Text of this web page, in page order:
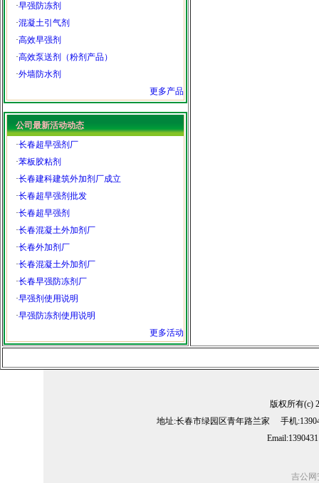
·早强防冻剂
·混凝土引气剂
·高效早强剂
·高效泵送剂（粉剂产品）
·外墙防水剂
更多产品
公司最新活动动态
·长春超早强剂厂
·苯板胶粘剂
·长春建科建筑外加剂厂成立
·长春超早强剂批发
·长春超早强剂
·长春混凝土外加剂厂
·长春外加剂厂
·长春混凝土外加剂厂
·长春早强防冻剂厂
·早强剂使用说明
·早强防冻剂使用说明
更多活动
版权所有(c)
地址:长春市绿园区青年路兰家 手机
吉公网